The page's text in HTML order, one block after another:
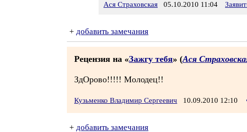
Ася Страховская 05.10.2010 11:04
+ добавить замечания
Рецензия на «Зажгу тебя» (Ася
ЗдОрово!!!!! Молодец!!
Кузьменко Владимир Сергеевич 10.09.2010 12:10
+ добавить замечания